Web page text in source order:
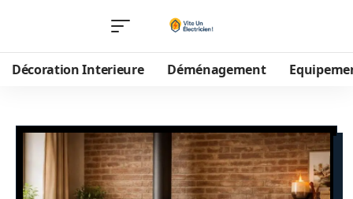
Décoration Interieure Déménagement